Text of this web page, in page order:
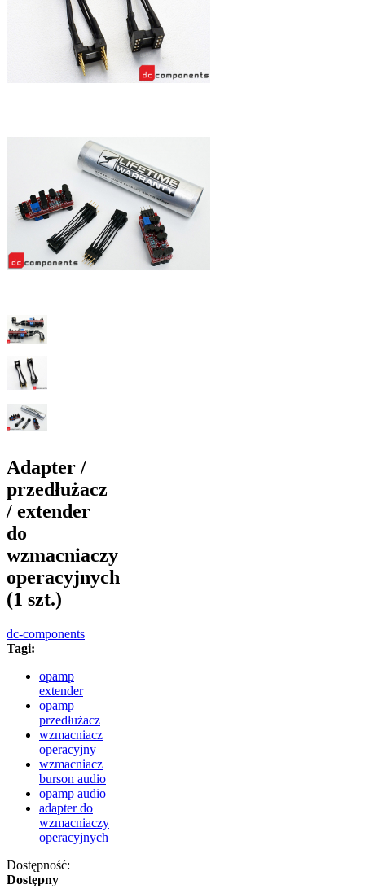
Adapter /
przedłużacz
/ extender
do
wzmacniaczy
operacyjnych
(1 szt.)
dc-components
Tagi:
opamp
extender
opamp
przedłużacz
wzmacniacz
operacyjny
wzmacniacz
burson audio
opamp audio
adapter do
wzmacniaczy
operacyjnych
Dostępność:
Dostępny